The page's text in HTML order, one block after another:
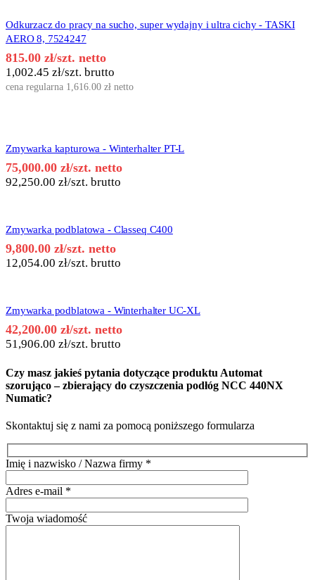
Odkurzacz do pracy na sucho, super wydajny i ultra cichy - TASKI
AERO 8, 7524247
815.00 zł/szt. netto
1,002.45 zł/szt. brutto
cena regularna 1,616.00 zł netto
Zmywarka kapturowa - Winterhalter PT-L
75,000.00 zł/szt. netto
92,250.00 zł/szt. brutto
Zmywarka podblatowa - Classeq C400
9,800.00 zł/szt. netto
12,054.00 zł/szt. brutto
Zmywarka podblatowa - Winterhalter UC-XL
42,200.00 zł/szt. netto
51,906.00 zł/szt. brutto
Czy masz jakieś pytania dotyczące produktu Automat
szorująco – zbierający do czyszczenia podłóg NCC 440NX
Numatic?
Skontaktuj się z nami za pomocą poniższego formularza
Imię i nazwisko / Nazwa firmy *
Adres e-mail *
Twoja wiadomość